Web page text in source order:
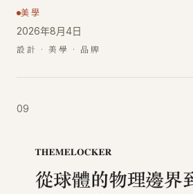
美學
2026年8月4日
設計 · 美學 · 品牌
09